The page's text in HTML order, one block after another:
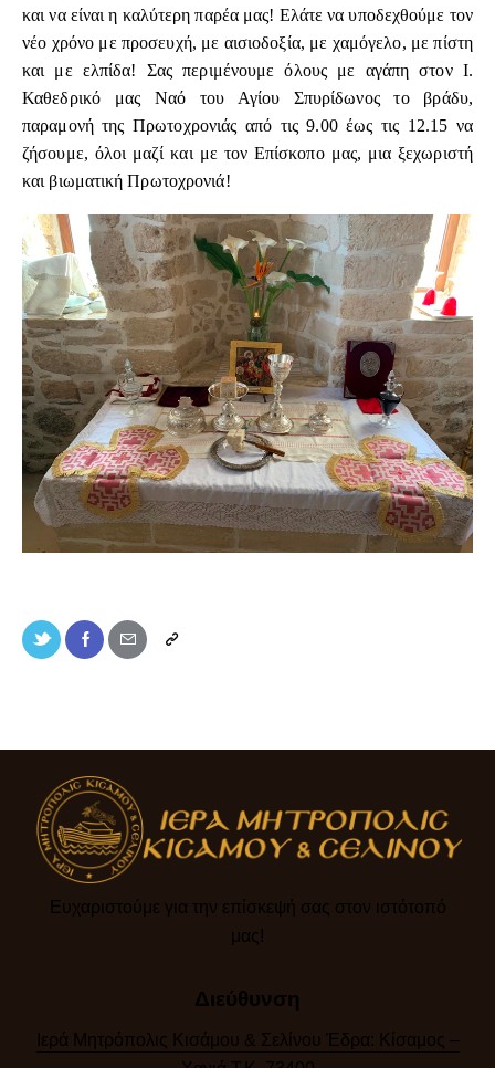
και να είναι η καλύτερη παρέα μας! Ελάτε να υποδεχθούμε τον
νέο χρόνο με προσευχή, με αισιοδοξία, με χαμόγελο, με πίστη
και με ελπίδα! Σας περιμένουμε όλους με αγάπη στον Ι.
Καθεδρικό μας Ναό του Αγίου Σπυρίδωνος το βράδυ,
παραμονή της Πρωτοχρονιάς από τις 9.00 έως τις 12.15 να
ζήσουμε, όλοι μαζί και με τον Επίσκοπο μας, μια ξεχωριστή
και βιωματική Πρωτοχρονιά!
Ευχαριστούμε για την επίσκεψή σας στον ιστότοπό
μας!​
Διεύθυνση
Ιερά Μητρόπολις Κισάμου & Σελίνου Έδρα: Κίσαμος –